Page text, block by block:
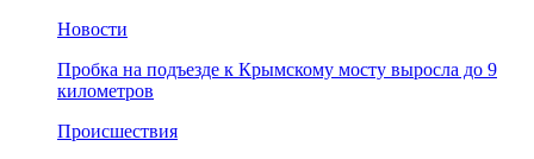
Новости
Пробка на подъезде к Крымскому мосту выросла до 9
километров
Происшествия